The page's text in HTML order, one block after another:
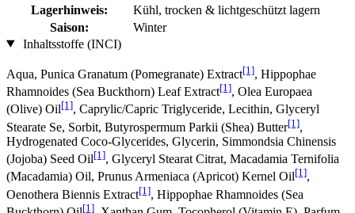
Lagerhinweis:
Kühl, trocken & lichtgeschützt lagern
Saison:
Winter
Inhaltsstoffe (INCI)
Aqua, Punica Granatum (Pomegranate) Extract[1], Hippophae
Rhamnoides (Sea Buckthorn) Leaf Extract[1], Olea Europaea
(Olive) Oil[1], Caprylic/Capric Triglyceride, Lecithin, Glyceryl
Stearate Se, Sorbit, Butyrospermum Parkii (Shea) Butter[1],
Hydrogenated Coco-Glycerides, Glycerin, Simmondsia Chinensis
(Jojoba) Seed Oil[1], Glyceryl Stearat Citrat, Macadamia Ternifolia
(Macadamia) Oil, Prunus Armeniaca (Apricot) Kernel Oil[1],
Oenothera Biennis Extract[1], Hippophae Rhamnoides (Sea
[1]